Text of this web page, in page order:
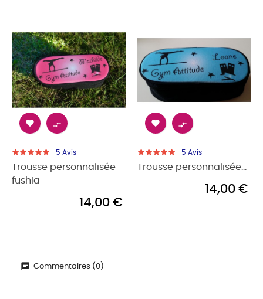
 
5 Avis
Trousse personnalisée
fushia
14,00 €
 
5 Avis
Trousse personnalisée...
14,00 €
Commentaires (0)